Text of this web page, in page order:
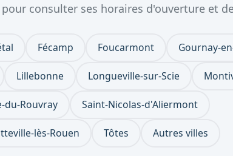
consulter ses horaires d'ouverture et
Fécamp Foucarmont Gournay-
Lillebonne Longueville-sur-Scie
du-Rouvray Saint-Nicolas-d'Aliermont
lès-Rouen Tôtes Autres villes